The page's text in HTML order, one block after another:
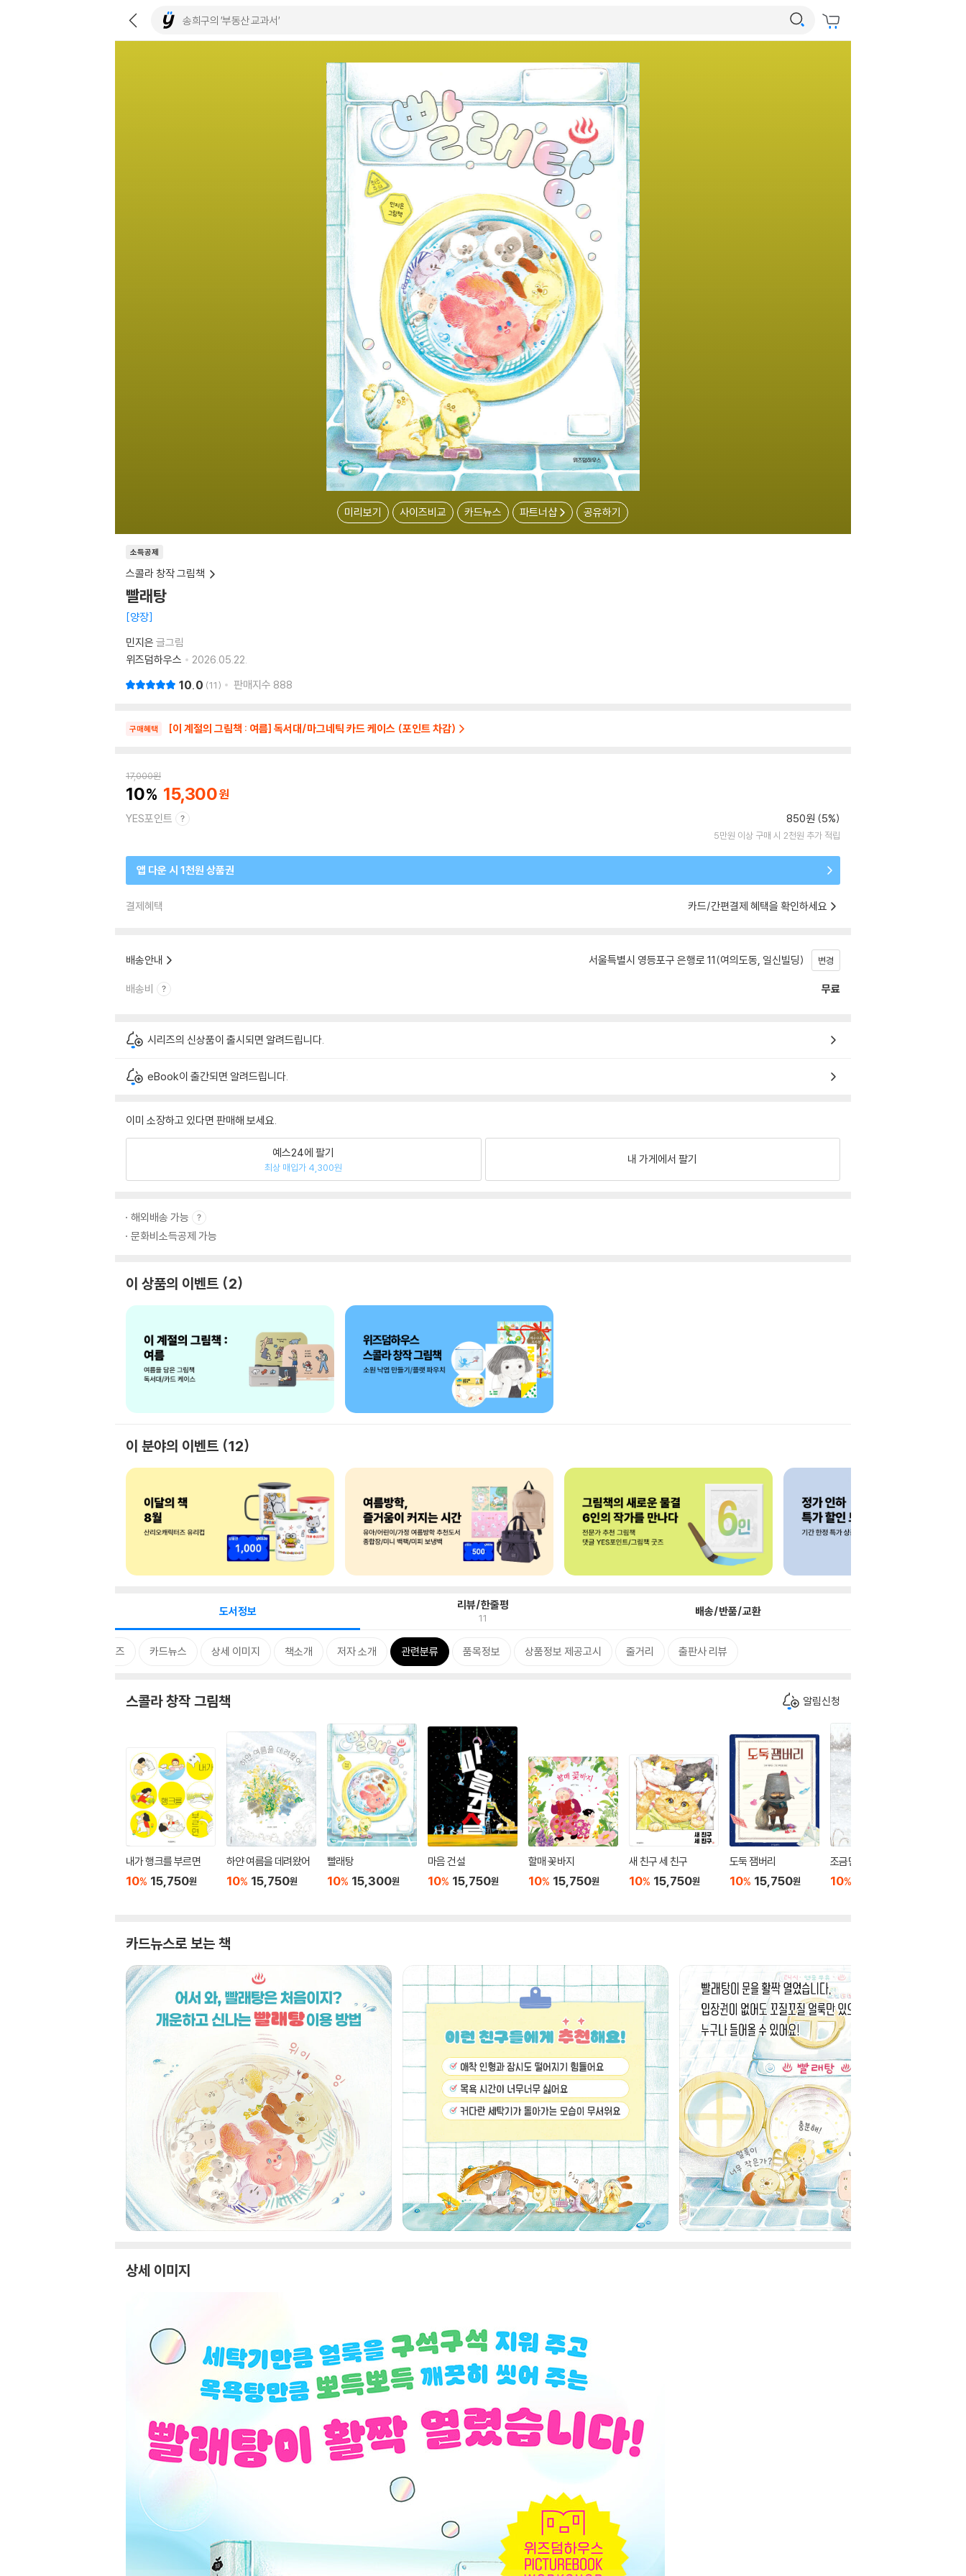
미리보기 사이즈비교 카드뉴스 파트너샵 공유하기
소득공제
스콜라 창작 그림책
빨래탕
양장
민지은 글그림
위즈덤하우스
2026.05.22.
10.0 11 판매지수 888
구매혜택 [이 계절의 그림책 : 여름] 독서대/마그네틱 카드 케이스 (포인트 차감)
17,000원
10 15,300
YES포인트 850원 (5%)
5만원 이상 구매 시 2천원 추가 적립
앱 다운 시 1천원 상품권
결제혜택 카드/간편결제 혜택을 확인하세요
배송안내 서울특별시 영등포구 은행로 11(여의도동, 일신빌딩) 변경
배송비 무료
시리즈의 신상품이 출시되면 알려드립니다.
eBook이 출간되면 알려드립니다.
이미 소장하고 있다면 판매해 보세요.
예스24에 팔기
최상 매입가 4,300원
내 가게에서 팔기
해외배송 가능
문화비소득공제 가능
이 상품의 이벤트 2
이 분야의 이벤트 12
도서정보 리뷰/한줄평
11 배송/반품/교환
시리즈 카드뉴스 상세 이미지 책소개 저자 소개 관련분류 품목정보 상품정보 제공고시 줄거리 출판사 리뷰
스콜라 창작 그림책 알림신청
내가 행크를 부르면
10% 15,750원
하얀 여름을 데려왔어
10% 15,750원
빨래탕
10% 15,300원
마음 건설
10% 15,750원
할매 꽃바지
10% 15,750원
새 친구 세 친구
10% 15,750원
도둑 잼버리
10% 15,750원
조금만 기다려
10%
카드뉴스로 보는 책
상세 이미지